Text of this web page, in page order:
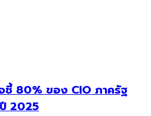
80% ของ CIO ภาครัฐ
2025